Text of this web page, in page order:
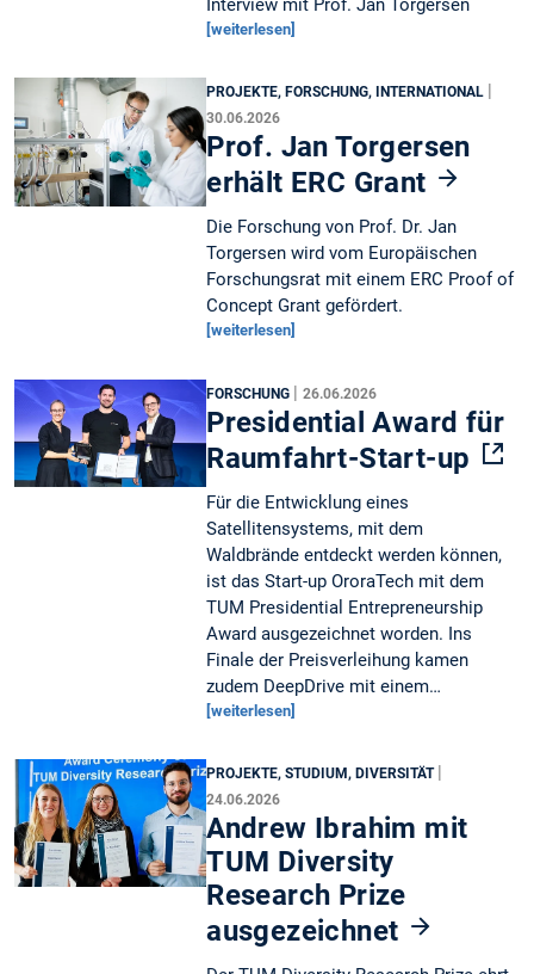
Interview mit Prof. Jan Torgersen
[weiterlesen]
PROJEKTE, FORSCHUNG, INTERNATIONAL
30.06.2026
Prof. Jan Torgersen
erhält ERC Grant
Die Forschung von Prof. Dr. Jan
Torgersen wird vom Europäischen
Forschungsrat mit einem ERC Proof of
Concept Grant gefördert.
[weiterlesen]
FORSCHUNG |26.06.2026
Presidential Award für
Raumfahrt-Start-up
Für die Entwicklung eines
Satellitensystems, mit dem
Waldbrände entdeckt werden können,
ist das Start-up OroraTech mit dem
TUM Presidential Entrepreneurship
Award ausgezeichnet worden. Ins
Finale der Preisverleihung kamen
zudem DeepDrive mit einem…
[weiterlesen]
PROJEKTE, STUDIUM, DIVERSITÄT |
24.06.2026
Andrew Ibrahim mit
TUM Diversity
Research Prize
ausgezeichnet